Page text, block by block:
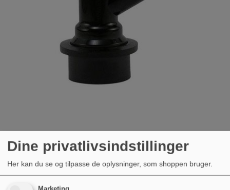
69,00 kr.
Dine privatlivsindstillinger
Her kan du se og tilpasse de oplysninger, som shoppen bruger.